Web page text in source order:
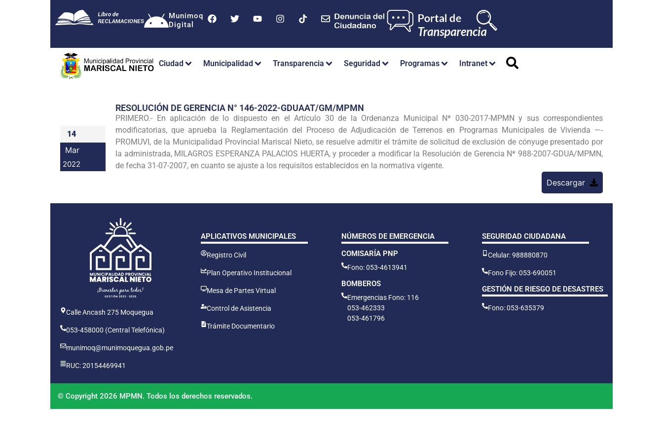
Munimoq
Digital
Ciudad Municipalidad Transparencia Seguridad Programas Intranet
14
Mar
2022
RESOLUCIÓN DE GERENCIA N° 146-2022-GDUAAT/GM/MPMN
PRIMERO.- En aplicación de lo dispuesto en el Artículo 30 de la Ordenanza Municipal N* 030-2017-MPMN y sus correspondientes
modificatorias, que aprueba la Reglamentación del Proceso de Adjudicación de Terrenos en Programas Municipales de Vivienda —-
PROMUVI, de la Municipalidad Provincial Mariscal Nieto, se resuelve admitir el trámite de solicitud de exclusión de cónyuge presentado por
la administrada, MILAGROS ESPERANZA PALACIOS HUERTA, y proceder a modificar la Resolución de Gerencia N* 988-2007-GDUA/MPMN,
de fecha 31-07-2007, en cuanto se ajuste a los requisitos establecidos en la normativa vigente.
Descargar
Calle Ancash 275 Moquegua
053-458000 (Central Telefónica)
munimoq@munimoquegua.gob.pe
RUC: 20154469941
APLICATIVOS MUNICIPALES
Registro Civil
Plan Operativo Institucional
Mesa de Partes Virtual
Control de Asistencia
Trámite Documentario
NÚMEROS DE EMERGENCIA
COMISARÍA PNP
Fono: 053-4613941
BOMBEROS
Emergencias Fono: 116
053-462333
053-461796
SEGURIDAD CIUDADANA
Celular: 988880870
Fono Fijo: 053-690051
GESTIÓN DE RIESGO DE DESASTRES
Fono: 053-635379
© Copyright 2026 MPMN. Todos los derechos reservados.